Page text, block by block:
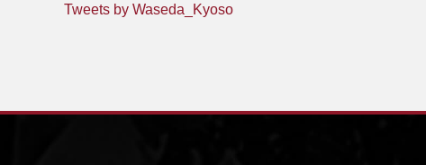
Tweets by Waseda_Kyoso